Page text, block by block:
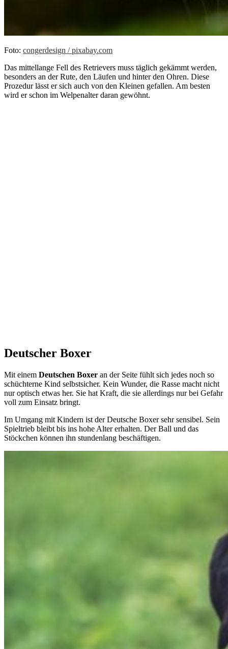
Foto: congerdesign / pixabay.com
Das mittellange Fell des Retrievers muss täglich gekämmt werden,
besonders an der Rute, den Läufen und hinter den Ohren. Diese
Prozedur lässt er sich auch von den Kleinen gefallen. Am besten
wird er schon im Welpenalter daran gewöhnt.
Deutscher Boxer
Mit einem Deutschen Boxer an der Seite fühlt sich jedes noch so
schüchterne Kind selbstsicher. Kein Wunder, die Rasse macht nicht
nur optisch etwas her. Sie hat Kraft, die sie allerdings nur bei Gefahr
voll zum Einsatz bringt.
Im Umgang mit Kindern ist der Deutsche Boxer sehr sensibel. Sein
Spieltrieb bleibt bis ins hohe Alter erhalten. Der Ball und das
Stöckchen können ihn stundenlang beschäftigen.